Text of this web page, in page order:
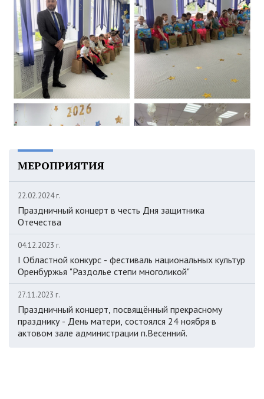
МЕРОПРИЯТИЯ
22.02.2024 г.
Праздничный концерт в честь Дня защитника
Отечества
04.12.2023 г.
I Областной конкурс - фестиваль национальных культур
Оренбуржья "Раздолье степи многоликой"
27.11.2023 г.
Праздничный концерт, посвящённый прекрасному
празднику - День матери, состоялся 24 ноября в
актовом зале администрации п.Весенний.